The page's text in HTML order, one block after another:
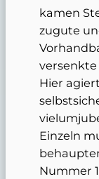
kamen
zugute
versenkte
Hier
Einzeln
Nummer